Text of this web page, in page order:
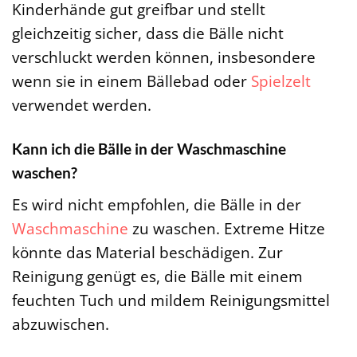
Kinderhände gut greifbar und stellt
gleichzeitig sicher, dass die Bälle nicht
verschluckt werden können, insbesondere
wenn sie in einem Bällebad oder Spielzelt
verwendet werden.
Kann ich die Bälle in der Waschmaschine
waschen?
Es wird nicht empfohlen, die Bälle in der
Waschmaschine zu waschen. Extreme Hitze
könnte das Material beschädigen. Zur
Reinigung genügt es, die Bälle mit einem
feuchten Tuch und mildem Reinigungsmittel
abzuwischen.